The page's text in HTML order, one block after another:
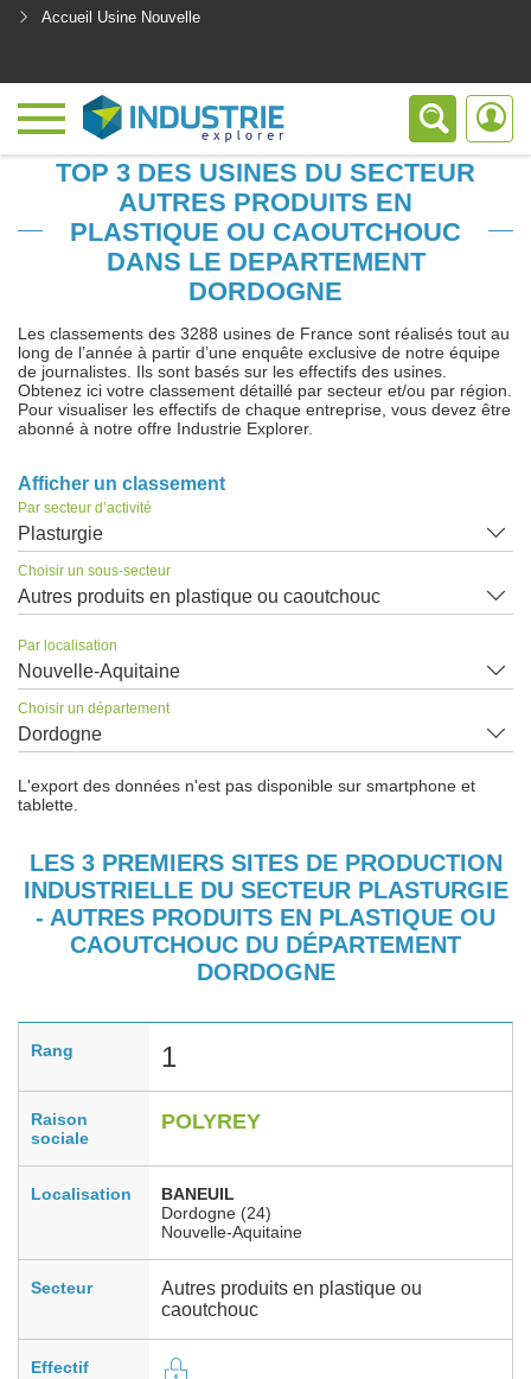
Accueil Usine Nouvelle
TOP 3 DES USINES DU SECTEUR
AUTRES PRODUITS EN
PLASTIQUE OU CAOUTCHOUC
DANS LE DEPARTEMENT
DORDOGNE
Les classements des 3288 usines de France sont réalisés tout au
long de l’année à partir d’une enquête exclusive de notre équipe
de journalistes. Ils sont basés sur les effectifs des usines.
Obtenez ici votre classement détaillé par secteur et/ou par région.
Pour visualiser les effectifs de chaque entreprise, vous devez être
abonné à notre offre Industrie Explorer.
Afficher un classement
Par secteur d’activité
Plasturgie
Choisir un sous-secteur
Autres produits en plastique ou caoutchouc
Par localisation
Nouvelle-Aquitaine
Choisir un département
Dordogne
L'export des données n'est pas disponible sur smartphone et
tablette.
LES 3 PREMIERS SITES DE PRODUCTION
INDUSTRIELLE DU SECTEUR PLASTURGIE
- AUTRES PRODUITS EN PLASTIQUE OU
CAOUTCHOUC DU DÉPARTEMENT
DORDOGNE
Rang 1
Raison
sociale
POLYREY
Localisation
BANEUIL
Dordogne (24)
Nouvelle-Aquitaine
Secteur
Autres produits en plastique ou
caoutchouc
Effectif